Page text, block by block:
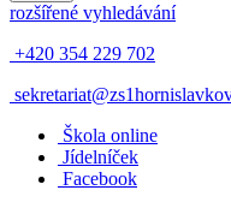
rozšířené vyhledávání
+420 354 229 702
Škola online
Jídelníček
Facebook